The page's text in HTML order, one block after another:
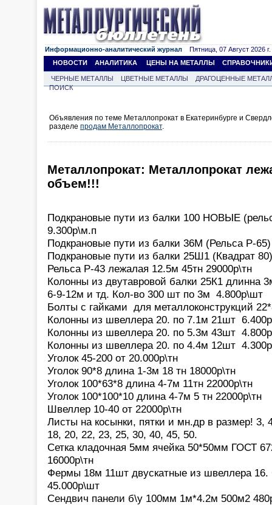
Информационно-аналитический журнал Пятница, 07 Август 2026 г.
НОВОСТИ
АНАЛИТИКА ЦЕНЫ НА МЕТАЛЛЫ
ЧЕРНЫЕ МЕТАЛЛЫ ЦВЕТНЫЕ МЕТАЛЛЫ
ДРАГОЦЕННЫЕ
ПОИСК
Объявления по теме Металлопрокат в Екатеринбурге и
разделе продам Металлопрокат.
Металлопрокат: Металлопрокат
объем!!!
Подкрановые пути из балки 100 НОВЫЕ
9.300р\м.п
Подкрановые пути из балки 36М (Рельса Р-
Подкрановые пути из балки 25Ш1 (Квадрат
Рельса Р-43 лежалая 12.5м 45тн 29000р\тн
Колонны из двутавровой балки 25К1 длинна
6-9-12м и тд. Кол-во 300 шт по 3м 4.800р\шт
Болты с гайками для металлоконструкций
Колонны из швеллера 20. по 7.1м 21шт
Колонны из швеллера 20. по 5.3м 43шт
Колонны из швеллера 20. по 4.4м 12шт
Уголок 45-200 от 20.000р\тн
Уголок 90*8 длина 1-3м 18 тн 18000р\тн
Уголок 100*63*8 длина 4-7м 11тн 22000р\тн
Уголок 100*100*10 длина 4-7м 5 тн 22000р\тн
Швеллер 10-40 от 22000р\тн
Листы на косынки, пятки и мн.др в размер! 3,
18, 20, 22, 23, 25, 30, 40, 45, 50.
Сетка кладочная 5мм ячейка 50*50мм ГОСТ
16000р\тн
Фермы 18м 11шт двускатные из швеллера 16.
45.000р\шт
Сендвич панели б\у 100мм 1м*4.2м 500м2